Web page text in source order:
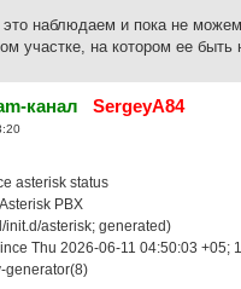
наблюдаем и пока не можем
участке, на котором ее
канал SergeyA84
asterisk status
PBX
init.d/asterisk; generated)
Thu 2026-06-11 04:50:03 +05;
generator(8)